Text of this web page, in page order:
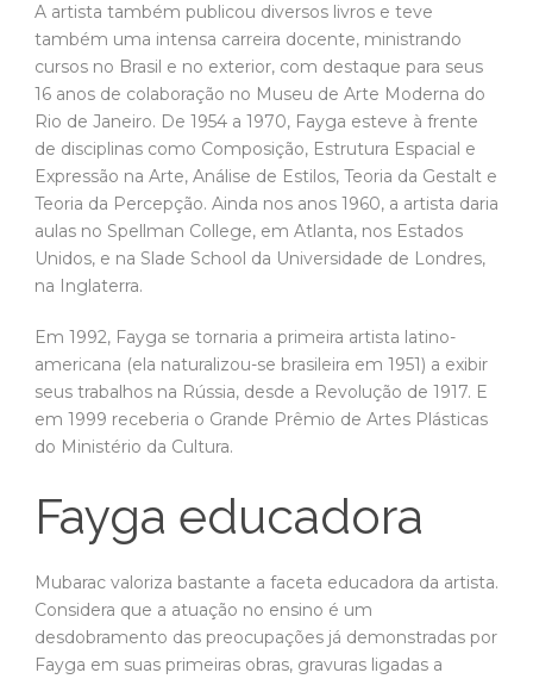
A artista também publicou diversos livros e teve
também uma intensa carreira docente, ministrando
cursos no Brasil e no exterior, com destaque para seus
16 anos de colaboração no Museu de Arte Moderna do
Rio de Janeiro. De 1954 a 1970, Fayga esteve à frente
de disciplinas como Composição, Estrutura Espacial e
Expressão na Arte, Análise de Estilos, Teoria da Gestalt e
Teoria da Percepção. Ainda nos anos 1960, a artista daria
aulas no Spellman College, em Atlanta, nos Estados
Unidos, e na Slade School da Universidade de Londres,
na Inglaterra.
Em 1992, Fayga se tornaria a primeira artista latino-
americana (ela naturalizou-se brasileira em 1951) a exibir
seus trabalhos na Rússia, desde a Revolução de 1917. E
em 1999 receberia o Grande Prêmio de Artes Plásticas
do Ministério da Cultura.
Fayga educadora
Mubarac valoriza bastante a faceta educadora da artista.
Considera que a atuação no ensino é um
desdobramento das preocupações já demonstradas por
Fayga em suas primeiras obras, gravuras ligadas a